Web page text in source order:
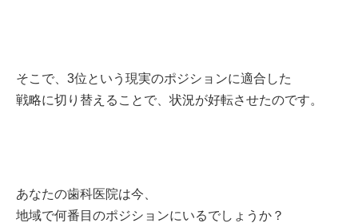
そこで、3位という現実のポジションに適合した
戦略に切り替えることで、状況が好転させたのです。
あなたの歯科医院は今、
地域で何番目のポジションにいるでしょうか？